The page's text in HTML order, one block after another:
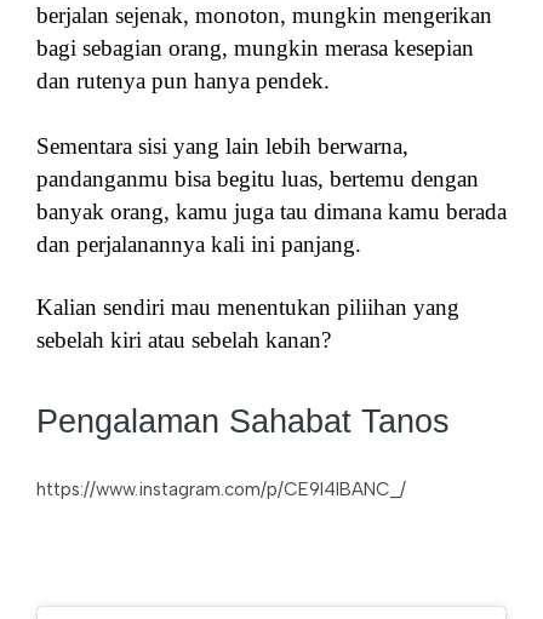
berjalan sejenak, monoton, mungkin mengerikan
bagi sebagian orang, mungkin merasa kesepian
dan rutenya pun hanya pendek.
Sementara sisi yang lain lebih berwarna,
pandanganmu bisa begitu luas, bertemu dengan
banyak orang, kamu juga tau dimana kamu berada
dan perjalanannya kali ini panjang.
Kalian sendiri mau menentukan piliihan yang
sebelah kiri atau sebelah kanan?
Pengalaman Sahabat Tanos
https://www.instagram.com/p/CE9l4IBANC_/